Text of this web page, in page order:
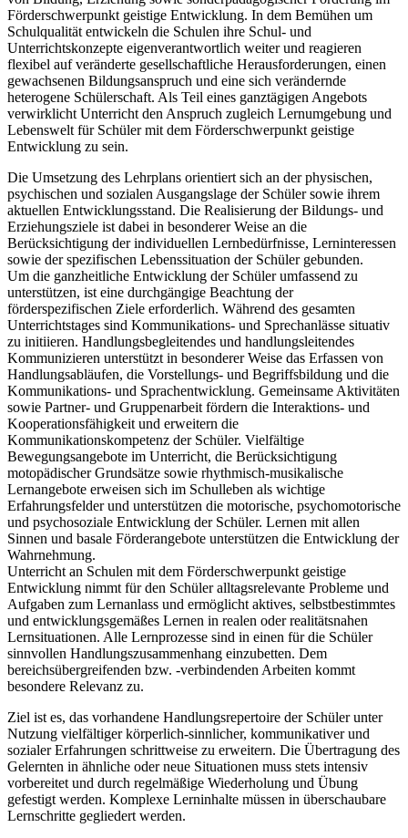
Förderschwerpunkt geistige Entwicklung. In dem Bemühen um
Schulqualität entwickeln die Schulen ihre Schul- und
Unterrichtskonzepte eigenverantwortlich weiter und reagieren
flexibel auf veränderte gesellschaftliche Herausforderungen, einen
gewachsenen Bildungsanspruch und eine sich verändernde
heterogene Schülerschaft. Als Teil eines ganztägigen Angebots
verwirklicht Unterricht den Anspruch zugleich Lernumgebung und
Lebenswelt für Schüler mit dem Förderschwerpunkt geistige
Entwicklung zu sein.
Die Umsetzung des Lehrplans orientiert sich an der physischen,
psychischen und sozialen Ausgangslage der Schüler sowie ihrem
aktuellen Entwicklungsstand. Die Realisierung der Bildungs- und
Erziehungsziele ist dabei in besonderer Weise an die
Berücksichtigung der individuellen Lernbedürfnisse, Lerninteressen
sowie der spezifischen Lebenssituation der Schüler gebunden.
Um die ganzheitliche Entwicklung der Schüler umfassend zu
unterstützen, ist eine durchgängige Beachtung der
förderspezifischen Ziele erforderlich. Während des gesamten
Unterrichtstages sind Kommunikations- und Sprechanlässe situativ
zu initiieren. Handlungsbegleitendes und handlungsleitendes
Kommunizieren unterstützt in besonderer Weise das Erfassen von
Handlungsabläufen, die Vorstellungs- und Begriffsbildung und die
Kommunikations- und Sprachentwicklung. Gemeinsame Aktivitäten
sowie Partner- und Gruppenarbeit fördern die Interaktions- und
Kooperationsfähigkeit und erweitern die
Kommunikationskompetenz der Schüler. Vielfältige
Bewegungsangebote im Unterricht, die Berücksichtigung
motopädischer Grundsätze sowie rhythmisch-musikalische
Lernangebote erweisen sich im Schulleben als wichtige
Erfahrungsfelder und unterstützen die motorische, psychomotorische
und psychosoziale Entwicklung der Schüler. Lernen mit allen
Sinnen und basale Förderangebote unterstützen die Entwicklung der
Wahrnehmung.
Unterricht an Schulen mit dem Förderschwerpunkt geistige
Entwicklung nimmt für den Schüler alltagsrelevante Probleme und
Aufgaben zum Lernanlass und ermöglicht aktives, selbstbestimmtes
und entwicklungsgemäßes Lernen in realen oder realitätsnahen
Lernsituationen. Alle Lernprozesse sind in einen für die Schüler
sinnvollen Handlungszusammenhang einzubetten. Dem
bereichsübergreifenden bzw. -verbindenden Arbeiten kommt
besondere Relevanz zu.
Ziel ist es, das vorhandene Handlungsrepertoire der Schüler unter
Nutzung vielfältiger körperlich-sinnlicher, kommunikativer und
sozialer Erfahrungen schrittweise zu erweitern. Die Übertragung des
Gelernten in ähnliche oder neue Situationen muss stets intensiv
vorbereitet und durch regelmäßige Wiederholung und Übung
gefestigt werden. Komplexe Lerninhalte müssen in überschaubare
Lernschritte gegliedert werden.